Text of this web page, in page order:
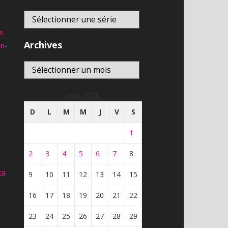
En direct
8,593vues
franceinfo – DIRECT TV –
actualité france et monde,
analyses
6,897 vues
Archives
Archives
D
L M M J V S
1
2 3 4 5 6 7 8
9 10 11 12 13 14 15
16 17 18 19 20 21 22
23 24 25 26 27 28 29